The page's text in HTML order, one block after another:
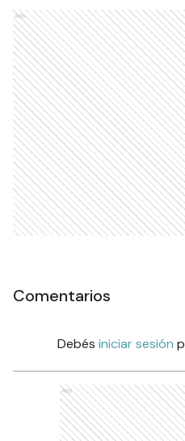
Ads
Comentarios
Debés iniciar sesión
Ads